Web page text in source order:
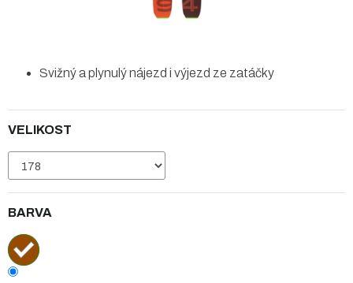
VELIKOST
BARVA
Svižný a plynulý nájezd i výjezd ze zatáčky